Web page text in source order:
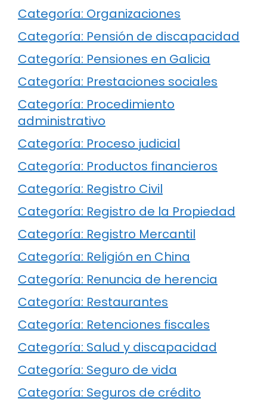
Categoría: Organizaciones
Categoría: Pensión de discapacidad
Categoría: Pensiones en Galicia
Categoría: Prestaciones sociales
Categoría: Procedimiento
administrativo
Categoría: Proceso judicial
Categoría: Productos financieros
Categoría: Registro Civil
Categoría: Registro de la Propiedad
Categoría: Registro Mercantil
Categoría: Religión en China
Categoría: Renuncia de herencia
Categoría: Restaurantes
Categoría: Retenciones fiscales
Categoría: Salud y discapacidad
Categoría: Seguro de vida
Categoría: Seguros de crédito